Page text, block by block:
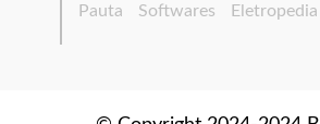
Pauta
Softwares Eletropedia